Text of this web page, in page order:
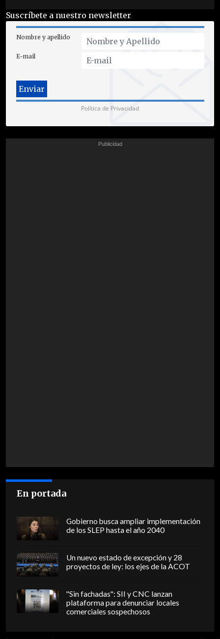
Suscríbete a nuestro newsletter
Nombre y apellido
E-mail
Política de Privacidad
En portada
Gobierno busca ampliar implementación
de los SLEP hasta el año 2040
Un nuevo estado de excepción y 28
proyectos de ley: los ejes de la ACOT
"Sin fachadas": SII y CNC lanzan
plataforma para denunciar locales
comerciales sospechosos